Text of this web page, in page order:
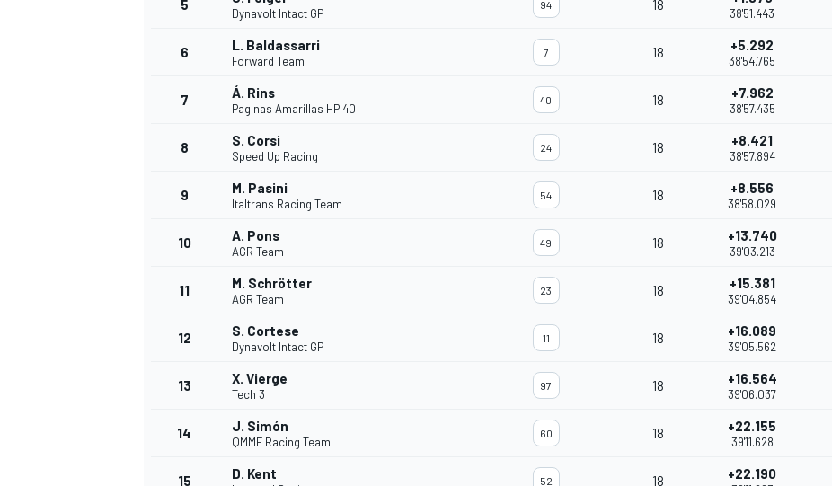
5
Dynavolt Intact GP
94 18
38'51.443
6 L. Baldassarri
Forward Team
7 18 +5.292
38'54.765
7 Á. Rins
Paginas Amarillas HP 40
40 18 +7.962
38'57.435
8 S. Corsi
Speed Up Racing
24 18 +8.421
38'57.894
9 M. Pasini
Italtrans Racing Team
54 18 +8.556
38'58.029
10 A. Pons
AGR Team
49 18 +13.740
39'03.213
11 M. Schrötter
AGR Team
23 18 +15.381
39'04.854
12 S. Cortese
Dynavolt Intact GP
11 18 +16.089
39'05.562
13 X. Vierge
Tech 3
97 18 +16.564
39'06.037
14 J. Simón
QMMF Racing Team
60 18 +22.155
39'11.628
15 D. Kent 52 18 +22.190